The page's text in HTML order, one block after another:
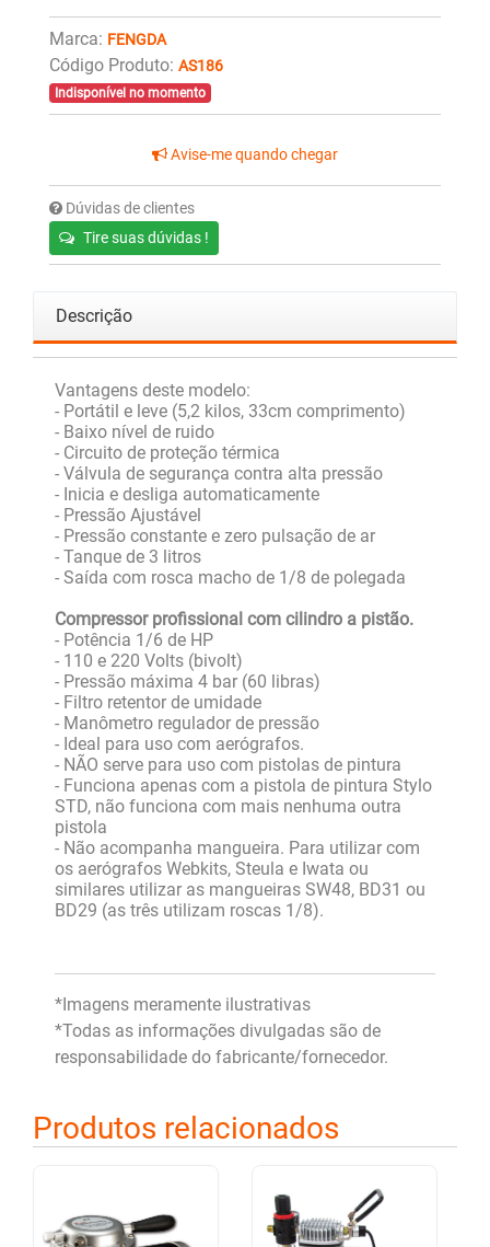
Marca: FENGDA
Código Produto: AS186
Indisponível no momento
Avise-me quando chegar
Dúvidas de clientes
Tire suas dúvidas !
Descrição
Vantagens deste modelo:
- Portátil e leve (5,2 kilos, 33cm comprimento)
- Baixo nível de ruido
- Circuito de proteção térmica
- Válvula de segurança contra alta pressão
- Inicia e desliga automaticamente
- Pressão Ajustável
- Pressão constante e zero pulsação de ar
- Tanque de 3 litros
- Saída com rosca macho de 1/8 de polegada
Compressor profissional com cilindro a pistão.
- Potência 1/6 de HP
- 110 e 220 Volts (bivolt)
- Pressão máxima 4 bar (60 libras)
- Filtro retentor de umidade
- Manômetro regulador de pressão
- Ideal para uso com aerógrafos.
- NÃO serve para uso com pistolas de pintura
- Funciona apenas com a pistola de pintura Stylo
STD, não funciona com mais nenhuma outra
pistola
- Não acompanha mangueira. Para utilizar com
os aerógrafos Webkits, Steula e Iwata ou
similares utilizar as mangueiras SW48, BD31 ou
BD29 (as três utilizam roscas 1/8).
*Imagens meramente ilustrativas
*Todas as informações divulgadas são de
responsabilidade do fabricante/fornecedor.
Produtos relacionados